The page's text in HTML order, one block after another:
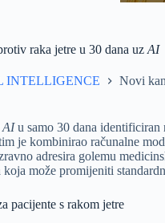
raka jetre u 30 dana uz AI
INTELLIGENCE Novi
AIu samo 30 dana identificiran
je kombinirao računalne
adresira golemu
može promijeniti
pacijente s rakom jetre